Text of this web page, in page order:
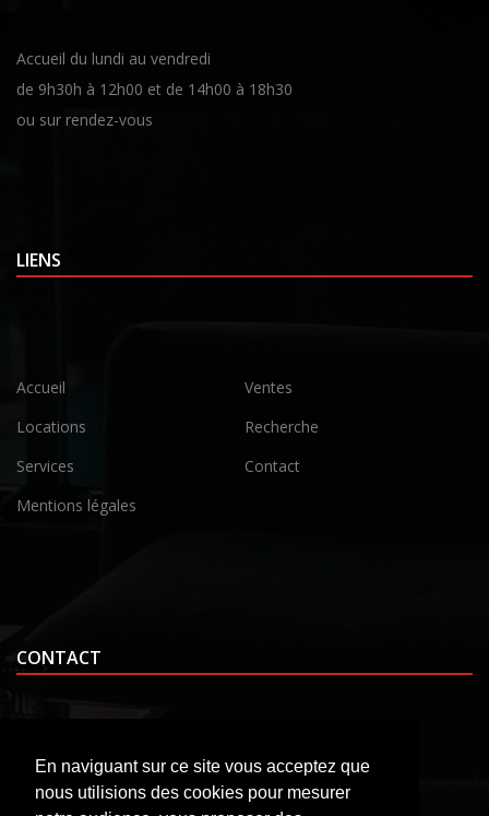
En naviguant sur ce site vous acceptez que
nous utilisions des cookies pour mesurer
Accueil du lundi au vendredi
de 9h30h à 12h00 et de 14h00 à 18h30
ou sur rendez-vous
LIENS
Accueil
Ventes
Locations
Recherche
Services
Contact
Mentions légales
CONTACT
9, place Pommerol